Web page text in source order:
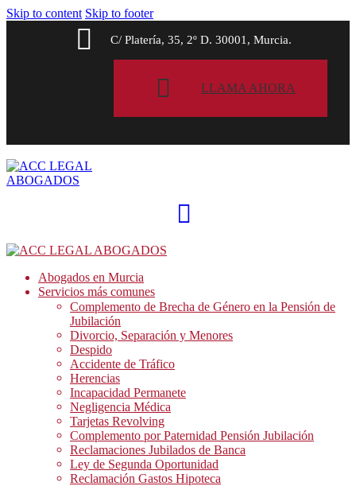
Skip to content Skip to footer
C/ Platería, 35, 2º D. 30001, Murcia.
LLAMA AHORA
Abogados en Murcia
Servicios más comunes
Complemento de Brecha de Género en la Pensión de
Jubilación
Divorcio, Separación y Menores
Despido
Accidente de Tráfico
Herencias
Incapacidad Permanete
Negligencia Médica
Tarjetas Revolving
Complemento por Paternidad Pensión Jubilación
Reclamaciones Jubilados de Banca
Ley de Segunda Oportunidad
Reclamación Gastos Hipoteca